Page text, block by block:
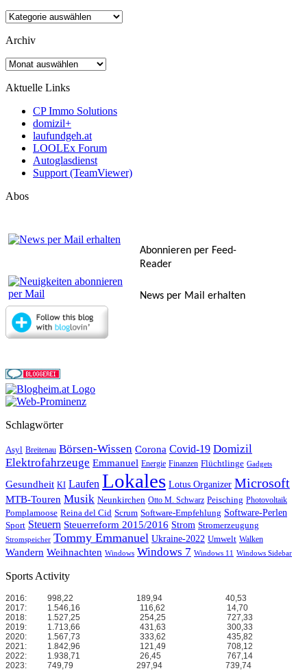
Kategorien
Archiv
Archiv
Aktuelle Links
CP Immo Solutions
domizil+
laufundgeh.at
LOOLEx Forum
Autoglasdienst
Support (TeamViewer)
Abos
Abonnieren per Feed-
Reader
News per Mail erhalten
Schlagwörter
Asyl Breitenau Börsen-Wissen Corona Covid-19 Domizil
Elektrofahrzeuge Emmanuel Energie Finanzen Flüchtlinge Gadgets
Gesundheit KI Laufen Lokales Lotus Organizer Microsoft
MTB-Touren Musik Neunkirchen Otto M. Schwarz Peisching Photovoltaik
Pomplamoose Reina del Cid Scrum Software-Empfehlung Software-Perlen
Sport Steuern Steuerreform 2015/2016 Strom Stromerzeugung
Stromspeicher Tommy Emmanuel Ukraine-2022 Umwelt Walken
Wandern Weihnachten Windows Windows 7 Windows 11 Windows Sidebar
Sports Activity
2016: 998,22 189,94
40,53
2017:
1.546,16 116,62
14,70
2018:
1.527,25 254,25
727,33
2019:
1.713,66 431,63
300,33
2020:
1.567,73 333,62
435,82
2021:
1.842,96 121,49
708,12
2022:
1.938,71 26,45
767,14
2023:
749,79 297,94
739,74